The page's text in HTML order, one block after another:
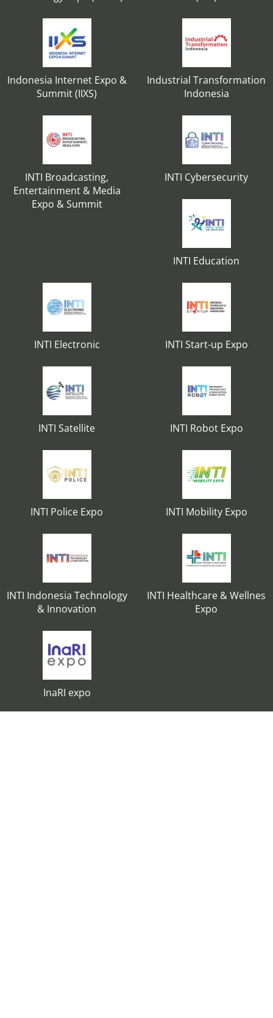
Indonesia Internet Expo &
Summit (IIXS)
Industrial Transformation
Indonesia
INTI Broadcasting,
Entertainment & Media
Expo & Summit
INTI Cybersecurity
INTI Education
INTI Electronic INTI Start-up Expo
INTI Satellite INTI Robot Expo
INTI Police Expo INTI Mobility Expo
INTI Indonesia Technology
& Innovation
INTI Healthcare & Wellnes
Expo
InaRI expo